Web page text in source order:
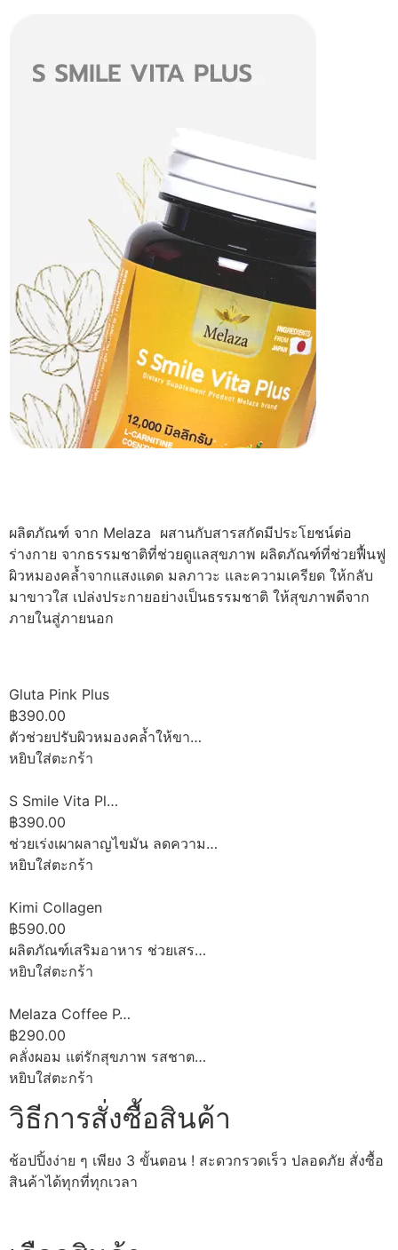
ผลิตภัณฑ์ จาก Melaza ผสานกับสารสกัดมีประโยชน์ต่อ
ร่างกาย จากธรรมชาติที่ช่วยดูแลสุขภาพ ผลิตภัณฑ์ที่ช่วยฟื้นฟู
ผิวหมองคล้ำจากแสงแดด มลภาวะ และความเครียด ให้กลับ
มาขาวใส เปล่งประกายอย่างเป็นธรรมชาติ ให้สุขภาพดีจาก
ภายในสู่ภายนอก
Gluta Pink Plus
฿390.00
ตัวช่วยปรับผิวหมองคล้ำให้ขา…
หยิบใส่ตะกร้า
S Smile Vita Pl…
฿390.00
ช่วยเร่งเผาผลาญไขมัน ลดความ…
หยิบใส่ตะกร้า
Kimi Collagen
฿590.00
ผลิตภัณฑ์เสริมอาหาร ช่วยเสร…
หยิบใส่ตะกร้า
Melaza Coffee P…
฿290.00
คลั่งผอม แต่รักสุขภาพ รสชาต…
หยิบใส่ตะกร้า
วิธีการสั่งซื้อสินค้า
ช้อปปิ้งง่าย ๆ เพียง 3 ขั้นตอน ! สะดวกรวดเร็ว ปลอดภัย สั่งซื้อ
สินค้าได้ทุกที่ทุกเวลา